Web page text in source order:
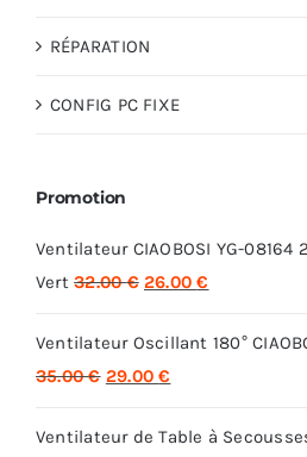
RÉPARATION
CONFIG PC FIXE
Promotion
Ventilateur CIAOBOSI YG-08164
Vert 32.00€ Le
initial
était :
26.00€
actuel
Ventilateur Oscillant 180°
35.00€ Le
initial
29.00€
actuel
Ventilateur de Table à